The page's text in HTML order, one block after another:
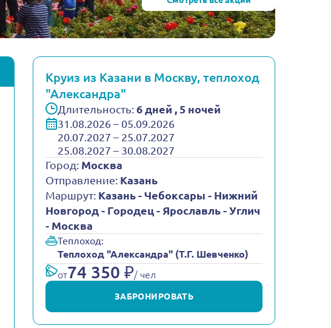
Круиз из Казани в Москву, теплоход
"Александра"
Длительность: 6 дней , 5 ночей
31.08.2026 – 05.09.2026
20.07.2027 – 25.07.2027
25.08.2027 – 30.08.2027
Город: Москва
Отправление: Казань
Маршрут: Казань - Чебоксары - Нижний
Новгород - Городец - Ярославль - Углич
- Москва
Теплоход:
Теплоход "Александра" (Т.Г. Шевченко)
от74 350 ₽/ чел
ЗАБРОНИРОВАТЬ